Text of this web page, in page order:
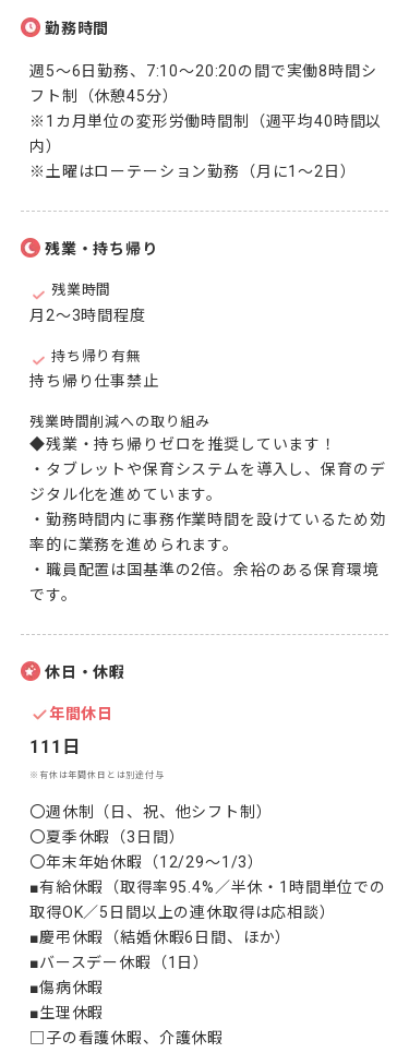
勤務時間
週5～6日勤務、7:10～20:20の間で実働8時間シ
フト制（休憩45分）
※1カ月単位の変形労働時間制（週平均40時間以
内）
※土曜はローテーション勤務（月に1～2日）
残業・持ち帰り
残業時間
月2～3時間程度
持ち帰り有無
持ち帰り仕事禁止
残業時間削減への取り組み
◆残業・持ち帰りゼロを推奨しています！
・タブレットや保育システムを導入し、保育のデ
ジタル化を進めています。
・勤務時間内に事務作業時間を設けているため効
率的に業務を進められます。
・職員配置は国基準の2倍。余裕のある保育環境
です。
休日・休暇
年間休日
111日
※有休は年間休日とは別途付与
〇週休制（日、祝、他シフト制）
〇夏季休暇（3日間）
〇年末年始休暇（12/29～1/3）
■有給休暇（取得率95.4%／半休・1時間単位での
取得OK／5日間以上の連休取得は応相談）
■慶弔休暇（結婚休暇6日間、ほか）
■バースデー休暇（1日）
■傷病休暇
■生理休暇
□子の看護休暇、介護休暇